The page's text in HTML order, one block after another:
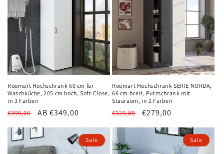
Roomart Hochschrank 60 cm für
Waschküche, 205 cm hoch, Soft-Close,
in 3 Farben
Normaler
€399,00 Verkaufspreis
AB €349,00
Roomart Hochschrank SERIE NORDA,
66 cm breit, Putzschrank mit
Stauraum, in 2 Farben
Normaler
€329,00 Verkaufspreis
€279,00
Sale Sale